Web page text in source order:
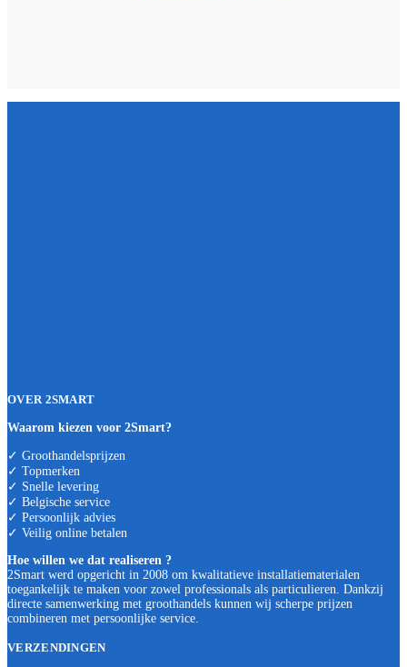
OVER 2SMART
Waarom kiezen voor 2Smart?
✓ Groothandelsprijzen
✓ Topmerken
✓ Snelle levering
✓ Belgische service
✓ Persoonlijk advies
✓ Veilig online betalen
Hoe willen we dat realiseren ?
2Smart werd opgericht in 2008 om kwalitatieve installatiematerialen
toegankelijk te maken voor zowel professionals als particulieren. Dankzij
directe samenwerking met groothandels kunnen wij scherpe prijzen
combineren met persoonlijke service.
VERZENDINGEN